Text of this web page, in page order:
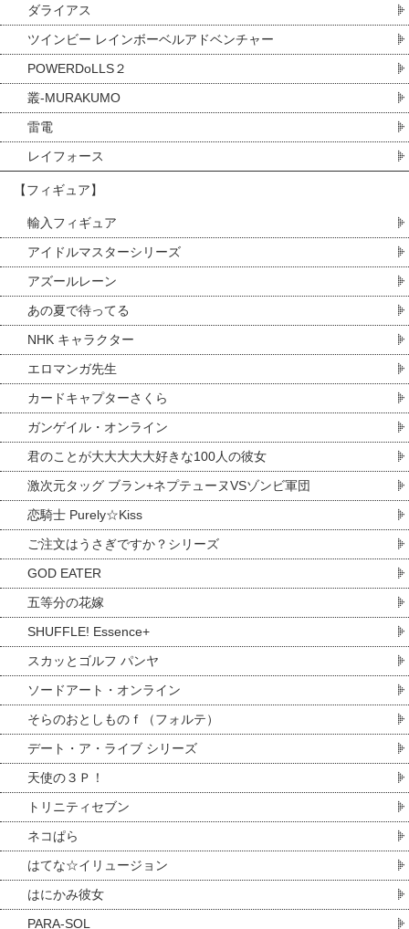
ダライアス
ツインビー レインボーベルアドベンチャー
POWERDoLLS２
叢-MURAKUMO
雷電
レイフォース
【フィギュア】
輸入フィギュア
アイドルマスターシリーズ
アズールレーン
あの夏で待ってる
NHK キャラクター
エロマンガ先生
カードキャプターさくら
ガンゲイル・オンライン
君のことが大大大大大好きな100人の彼女
激次元タッグ ブラン+ネプテューヌVSゾンビ軍団
恋騎士 Purely☆Kiss
ご注文はうさぎですか？シリーズ
GOD EATER
五等分の花嫁
SHUFFLE! Essence+
スカッとゴルフ パンヤ
ソードアート・オンライン
そらのおとしものｆ（フォルテ）
デート・ア・ライブ シリーズ
天使の３Ｐ！
トリニティセブン
ネコぱら
はてな☆イリュージョン
はにかみ彼女
PARA-SOL